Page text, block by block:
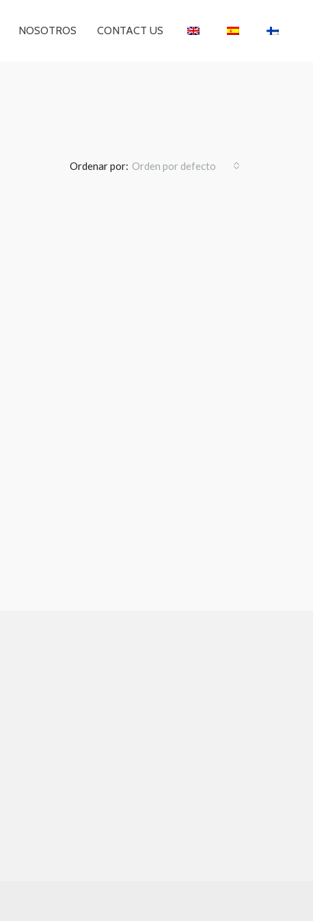
NOSOTROS CONTACT US
Ordenar por: Orden por defecto